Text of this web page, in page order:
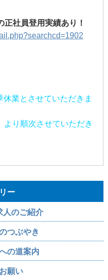
社員登用実績あり！
業とさせていただきま
より順次させていただき
ー
人のご紹介
つぶやき
の道案内
願い